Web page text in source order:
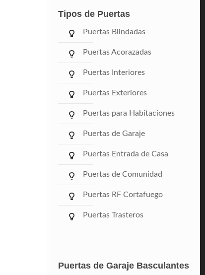
Tipos de Puertas
Puertas Blindadas
Puertas Acorazadas
Puertas Interiores
Puertas Exteriores
Puertas para Habitaciones
Puertas de Garaje
Puertas Entrada de Casa
Puertas de Comunidad
Puertas RF Cortafuego
Puertas Trasteros
Puertas de Garaje Basculantes